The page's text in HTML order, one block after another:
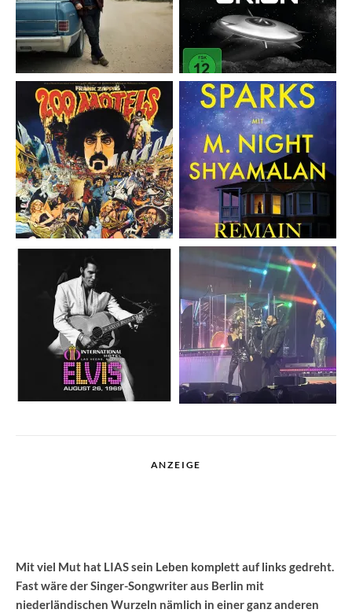
ANZEIGE
Mit viel Mut hat LIAS sein Leben komplett auf links gedreht.
Fast wäre der Singer-Songwriter aus Berlin mit
niederländischen Wurzeln nämlich in einer ganz anderen